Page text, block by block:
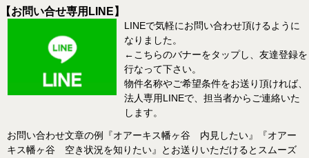
【お問い合せ専用LINE】
LINEで気軽にお問い合わせ頂けるように
なりました。
←こちらのバナーをタップし、友達登録を
行なって下さい。
物件名称やご希望条件をお送り頂ければ、
法人専用LINEで、担当者からご連絡いた
します。
お問い合わせ文章の例『オアーキス幡ヶ谷 内見したい』『オアー
キス幡ヶ谷 空き状況を知りたい』とお送りいただけるとスムーズ